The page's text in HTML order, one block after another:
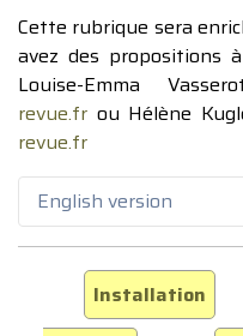
Cette rubrique sera
avez des propositions
Louise-Emma
revue.fr ou Hélène
revue.fr
English version
Installation